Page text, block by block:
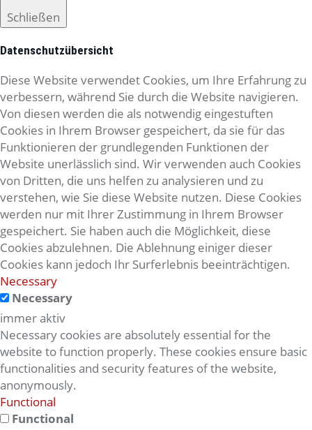
Schließen
Datenschutzübersicht
Diese Website verwendet Cookies, um Ihre Erfahrung zu
verbessern, während Sie durch die Website navigieren.
Von diesen werden die als notwendig eingestuften
Cookies in Ihrem Browser gespeichert, da sie für das
Funktionieren der grundlegenden Funktionen der
Website unerlässlich sind. Wir verwenden auch Cookies
von Dritten, die uns helfen zu analysieren und zu
verstehen, wie Sie diese Website nutzen. Diese Cookies
werden nur mit Ihrer Zustimmung in Ihrem Browser
gespeichert. Sie haben auch die Möglichkeit, diese
Cookies abzulehnen. Die Ablehnung einiger dieser
Cookies kann jedoch Ihr Surferlebnis beeinträchtigen.
Necessary
Necessary
immer aktiv
Necessary cookies are absolutely essential for the
website to function properly. These cookies ensure basic
functionalities and security features of the website,
anonymously.
Functional
Functional